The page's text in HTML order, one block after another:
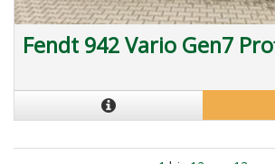
Fendt 942 Vario Gen7